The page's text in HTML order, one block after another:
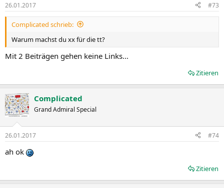
26.01.2017 #73
Complicated schrieb:
Warum machst du xx für die tt?
Mit 2 Beiträgen gehen keine Links...
Zitieren
Complicated
Grand Admiral Special
26.01.2017 #74
ah ok
Zitieren